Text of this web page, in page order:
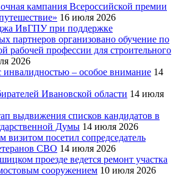
кампания Всероссийской премии
16 июля 2026
ИвГПУ при поддержке
партнеров организовано обучение по
рабочей профессии для строительного
2026
инвалидностью – особое внимание 14
Ивановской области 14 июля
выдвижения списков кандидатов в
Думы 14 июля 2026
посетил сопредседатель
СВО 14 июля 2026
проезде ведется ремонт участка
сооружением 10 июля 2026